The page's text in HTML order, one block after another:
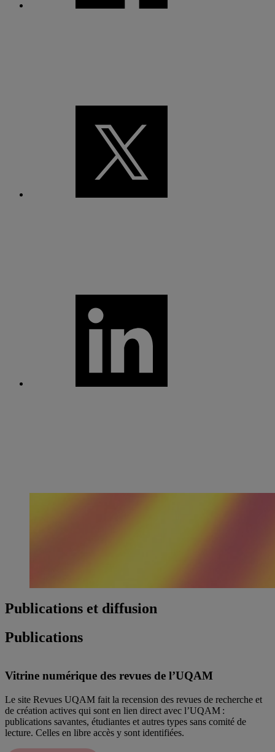
Publications et diffusion
Publications
Vitrine numérique des revues de l’UQAM
Le site Revues UQAM fait la recension des revues de recherche et
de création actives qui sont en lien direct avec l’UQAM :
publications savantes, étudiantes et autres types sans comité de
lecture. Celles en libre accès y sont identifiées.